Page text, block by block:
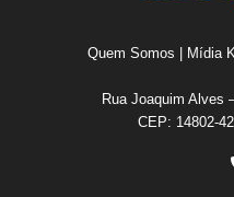
Quem Somos Mídia
Rua Joaquim Alves
CEP: 14802-